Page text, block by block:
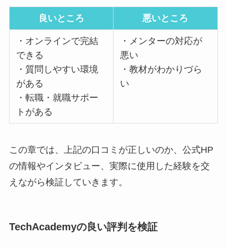
良いところ 悪いところ
・オンラインで完結
できる
・質問しやすい環境
がある
・転職・就職サポー
トがある
・メンターの対応が
悪い
・教材がわかりづら
い
この章では、上記の口コミが正しいのか、公式HP
の情報やインタビュー、実際に使用した経験を交
えながら検証していきます。
TechAcademyの良い評判を検証